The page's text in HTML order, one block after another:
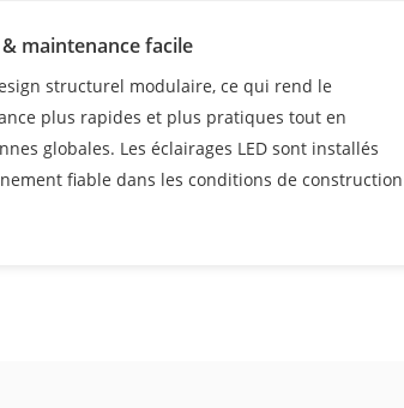
maintenance facile
structurel modulaire, ce qui rend le
plus rapides et plus pratiques tout en
globales. Les éclairages LED sont installés
fiable dans les conditions de construction